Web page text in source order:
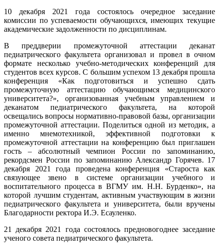
10 декабря 2021 года состоялось очередное заседание
комиссии по успеваемости обучающихся, имеющих текущие
академические задолженности по дисциплинам.
В преддверии промежуточной аттестации деканат
педиатрического факультета организовал и провел в очном
формате несколько учебно-методических конференций для
студентов всех курсов. С большим успехом 13 декабря прошла
конференция «Как подготовиться и успешно сдать
промежуточную аттестацию обучающимся медицинского
университета?», организованная учебным управлением и
деканатом педиатрического факультета, на которой
освещались вопросы нормативно-правовой базы, организации
промежуточной аттестации. Поделиться одной из методик, а
именно мнемотехникой, эффективной подготовки к
промежуточной аттестации на конференцию был приглашен
гость – абсолютный чемпион России по запоминанию,
рекордсмен России по запоминанию Александр Горячев. 17
декабря 2021 года проведена конференция «Староста как
связующее звено в системе организации учебного и
воспитательного процесса в ВГМУ им. Н.Н. Бурденко», на
которой лучшим студентам, активным участвующим в жизни
педиатрического факультета и университета, были вручены
Благодарности ректора И.Э. Есауленко.
21 декабря 2021 года состоялось предновогоднее заседание
ученого совета педиатрического факультета.